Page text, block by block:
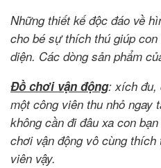
Những thiết kế độc đáo về
cho bé sự thích thú giúp
diện. Các dòng sản phẩm
Đồ chơi vận động: xích đu,
một công viên thu nhỏ ngay
không cần đi đâu xa con
chơi vận động vô cùng
viên vậy.